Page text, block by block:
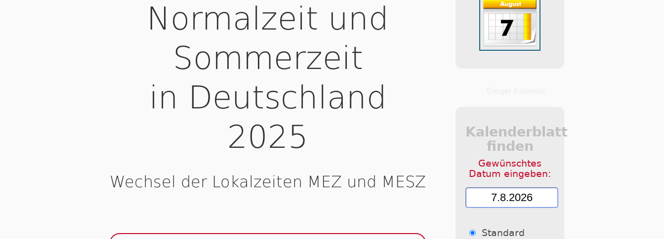
Normalzeit und
Sommerzeit
in Deutschland
2025
Wechsel der Lokalzeiten MEZ und MESZ
Kalenderblatt
finden
Gewünschtes
Datum eingeben:
Standard